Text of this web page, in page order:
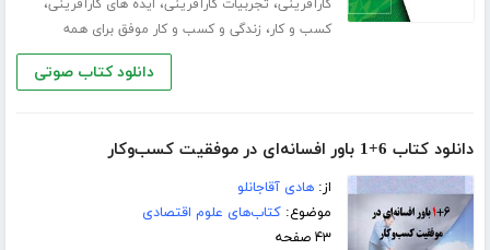
کارآفرینی، تجربیات کارآفرینی، ایده های کارآفرینی،
کسب و کار، زندگی و کسب و کار موفق برای همه
دانلود کتاب صوتی
دانلود کتاب 6+1 باور افسانه‌ای در موفقیت کسب‌وکار
از:هادی آقاجانلو
موضوع:کتاب‌های علوم اقتصادی
۴۳ صفحه